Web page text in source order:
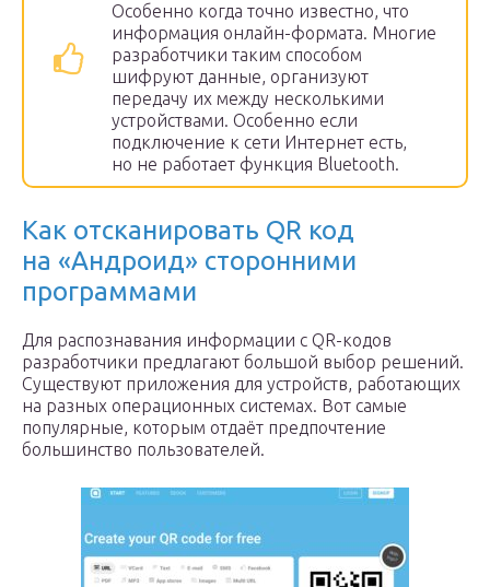
Особенно когда точно известно, что
информация онлайн-формата. Многие
разработчики таким способом
шифруют данные, организуют
передачу их между несколькими
устройствами. Особенно если
подключение к сети Интернет есть,
но не работает функция Bluetooth.
Как отсканировать QR код
на «Андроид» сторонними
программами
Для распознавания информации с QR-кодов
разработчики предлагают большой выбор решений.
Существуют приложения для устройств, работающих
на разных операционных системах. Вот самые
популярные, которым отдаёт предпочтение
большинство пользователей.